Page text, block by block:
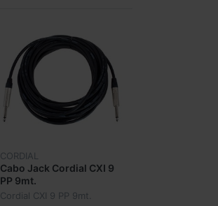
CORDIAL
Cabo Jack Cordial CXI 9
PP 9mt.
Cordial CXI 9 PP 9mt.